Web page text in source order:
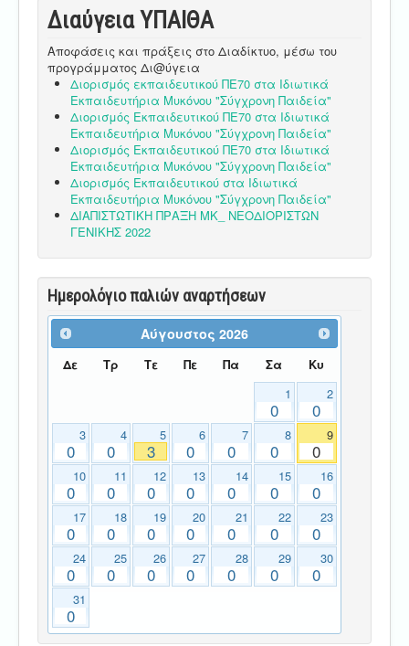
Διαύγεια ΥΠΑΙΘA
Αποφάσεις και πράξεις στο Διαδίκτυο, μέσω του
προγράμματος Δι@ύγεια
Διορισμός εκπαιδευτικού ΠΕ70 στα Ιδιωτικά
Εκπαιδευτήρια Μυκόνου "Σύγχρονη Παιδεία"
Διορισμός Εκπαιδευτικού ΠΕ70 στα Ιδιωτικά
Εκπαιδευτήρια Μυκόνου "Σύγχρονη Παιδεία"
Διορισμός Εκπαιδευτικού ΠΕ70 στα Ιδιωτικά
Εκπαιδευτήρια Μυκόνου "Σύγχρονη Παιδεία"
Διορισμός Εκπαιδευτικού στα Ιδιωτικά
Εκπαιδευτήρια Μυκόνου "Σύγχρονη Παιδεία"
ΔΙΑΠΙΣΤΩΤΙΚΗ ΠΡΑΞΗ ΜΚ_ ΝΕΟΔΙΟΡΙΣΤΩΝ
ΓΕΝΙΚΗΣ 2022
Ημερολόγιο παλιών αναρτήσεων
Αύγουστος 2026
Δε Τρ Τε Πε Πα Σα Κυ
1
0
2
0
3
0
4
0
5
3
6
0
7
0
8
0
9
0
10
0
11
0
12
0
13
0
14
0
15
0
16
0
17
0
18
0
19
0
20
0
21
0
22
0
23
0
24
0
25
0
26
0
27
0
28
0
29
0
30
0
31
0